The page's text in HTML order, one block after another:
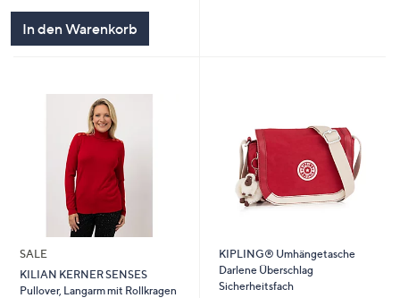
In den Warenkorb
SALE
KILIAN KERNER SENSES
Pullover, Langarm mit Rollkragen
KIPLING® Umhängetasche
Darlene Überschlag
Sicherheitsfach